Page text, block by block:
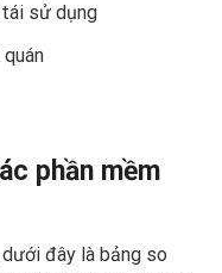
sử dụng
phần mềm
đây là bảng so